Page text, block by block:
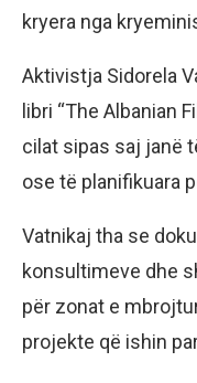
kryera nga
Aktivistja Sidorela
libri “The Albanian
cilat sipas saj janë
ose të planifikuara
Vatnikaj tha se
konsultimeve dhe
për zonat e
projekte që ishin